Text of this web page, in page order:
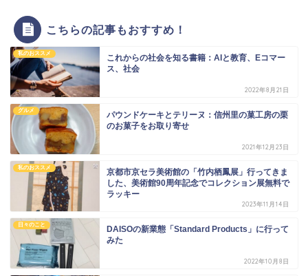
こちらの記事もおすすめ！
私のおススメ
これからの社会を知る書籍：AIと教育、Eコマー
ス、社会
2022年8月21日
グルメ
パウンドケーキとテリーヌ：信州里の菓工房の栗
のお菓子をお取り寄せ
2021年12月23日
私のおススメ
京都市京セラ美術館の「竹内栖鳳展」行ってきま
した、美術館90周年記念でコレクション展無料で
ラッキー
2023年11月14日
日々のこと
DAISOの新業態「Standard Products」に行って
みた
2022年10月8日